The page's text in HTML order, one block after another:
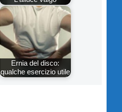
Ernia del disco:
qualche esercizio utile